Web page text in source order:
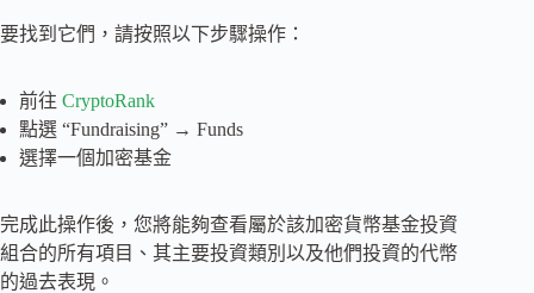
要找到它們，請按照以下步驟操作：
前往 CryptoRank
點選 “Fundraising” → Funds
選擇一個加密基金
完成此操作後，您將能夠查看屬於該加密貨幣基金投資
組合的所有項目、其主要投資類別以及他們投資的代幣
的過去表現。